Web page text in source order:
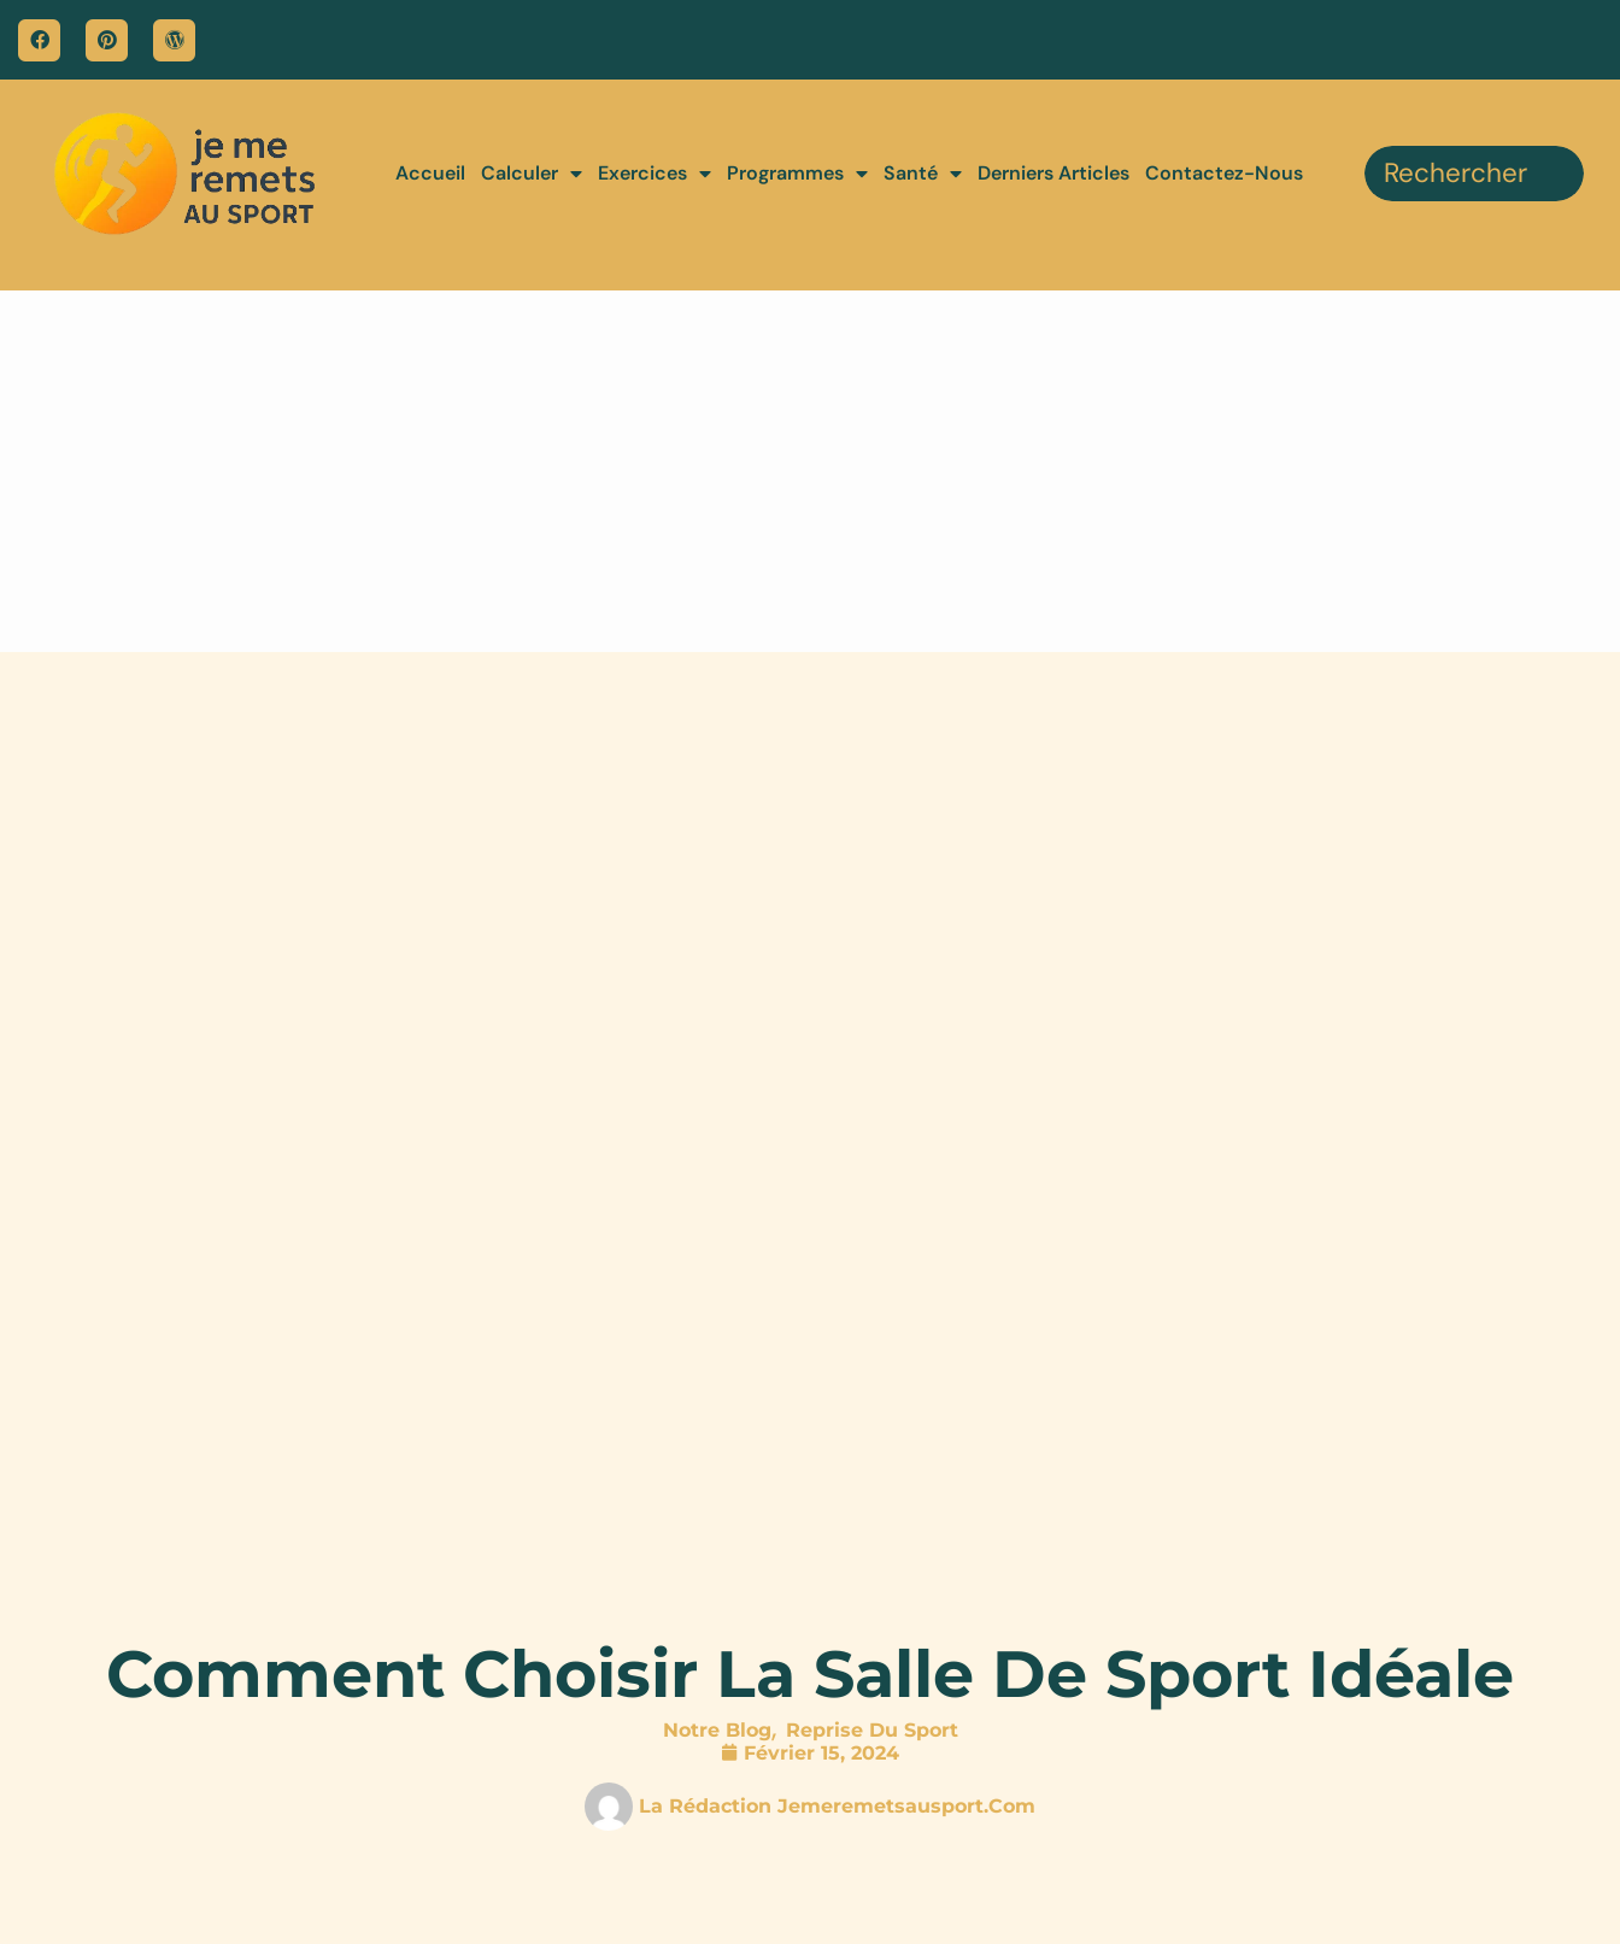
Accueil Calculer Exercices Programmes Santé Derniers Articles Contactez-Nous
Comment Choisir La Salle De Sport Idéale
Notre Blog, Reprise Du Sport
Février 15, 2024
La Rédaction Jemeremetsausport.com